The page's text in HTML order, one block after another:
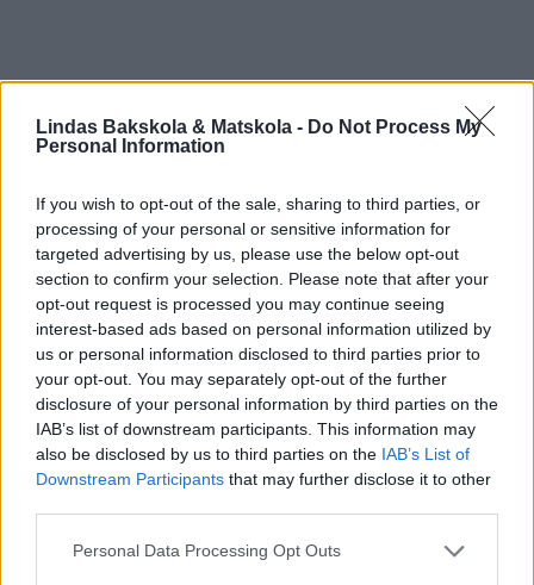
Lindas Bakskola & Matskola - Do Not Process My
Personal Information
If you wish to opt-out of the sale, sharing to third parties, or
processing of your personal or sensitive information for
targeted advertising by us, please use the below opt-out
section to confirm your selection. Please note that after your
opt-out request is processed you may continue seeing
interest-based ads based on personal information utilized by
us or personal information disclosed to third parties prior to
your opt-out. You may separately opt-out of the further
disclosure of your personal information by third parties on the
IAB’s list of downstream participants. This information may
also be disclosed by us to third parties on the IAB’s List of
Downstream Participants that may further disclose it to other
Personal Data Processing Opt Outs